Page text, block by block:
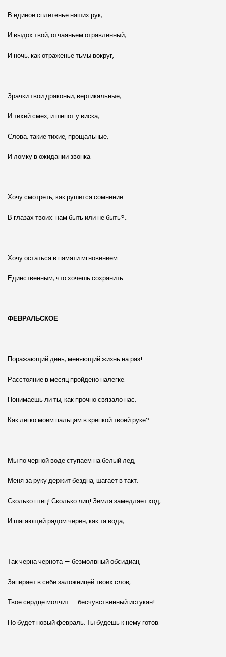
В единое сплетенье наших рук,
И выдох твой, отчаяньем отравленный,
И ночь, как отраженье тьмы вокруг,
Зрачки твои драконьи, вертикальные,
И тихий смех, и шепот у виска,
Слова, такие тихие, прощальные,
И ломку в ожидании звонка.
Хочу смотреть, как рушится сомнение
В глазах твоих: нам быть или не быть?..
Хочу остаться в памяти мгновением
Единственным, что хочешь сохранить.
ФЕВРАЛЬСКОЕ
Поражающий день, меняющий жизнь на раз!
Расстояние в месяц пройдено налегке.
Понимаешь ли ты, как прочно связало нас,
Как легко моим пальцам в крепкой твоей руке?
Мы по черной воде ступаем на белый лед,
Меня за руку держит бездна, шагает в такт.
Сколько птиц! Сколько лиц! Земля замедляет ход,
И шагающий рядом черен, как та вода,
Так черна чернота — безмолвный обсидиан,
Запирает в себе заложницей твоих слов,
Твое сердце молчит — бесчувственный истукан!
Но будет новый февраль. Ты будешь к нему готов.